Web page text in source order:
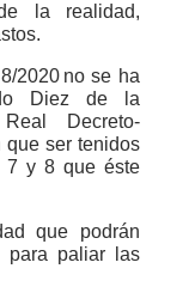
la realidad,
2020 no se ha
Diez de la
Decreto-
que ser tenidos
7 y 8 que éste
que podrán
para paliar las